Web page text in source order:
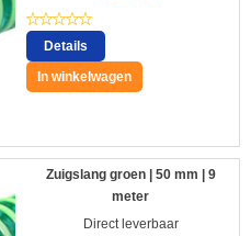
Details
In winkelwagen
Zuigslang groen | 50 mm | 9
meter
Direct leverbaar